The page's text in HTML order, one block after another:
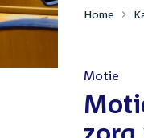
Home
Motie
: